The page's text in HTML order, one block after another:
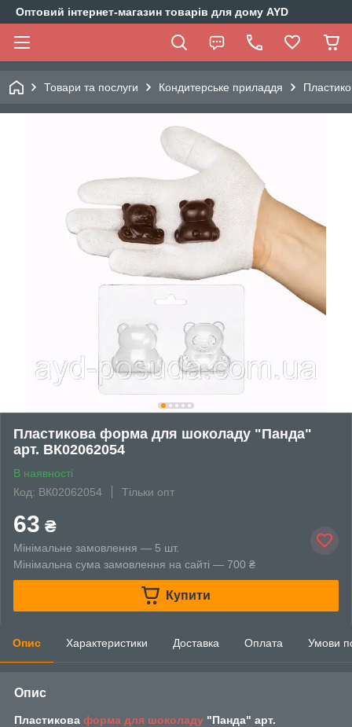
Оптовий інтернет-магазин товарів для дому AYD
Товари та послуги Кондитерське приладдя
Пластикова форма для шоколаду "Панда"
арт. ВК02062054
В наявності
Код: ВК02062054
Тільки опт
63 ₴
Мінімальне замовлення — 5 шт.
Мінімальна сума замовлення на сайті — 700 ₴
Купити
Опис Характеристики Доставка Оплата Умови
Опис
Пластикова форма для шоколаду "Панда" арт.